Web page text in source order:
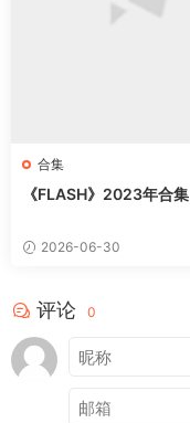
合集
《FLASH》2023年合集
2026-06-30
评论 0